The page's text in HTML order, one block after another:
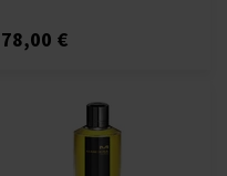
78,00 €